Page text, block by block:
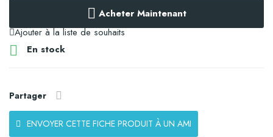
Acheter Maintenant
Ajouter à la liste de souhaits
 En stock
Partager
ENVOYER CETTE FICHE PRODUIT À UN AMI